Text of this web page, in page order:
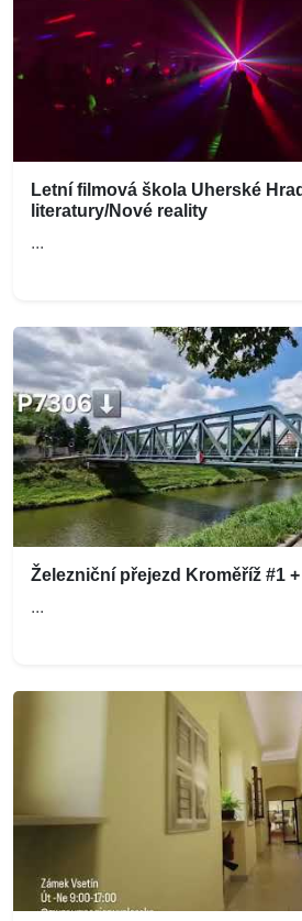
Letní filmová škola Uherské
literatury/Nové reality
...
Železniční přejezd Kroměříž #1 +
...